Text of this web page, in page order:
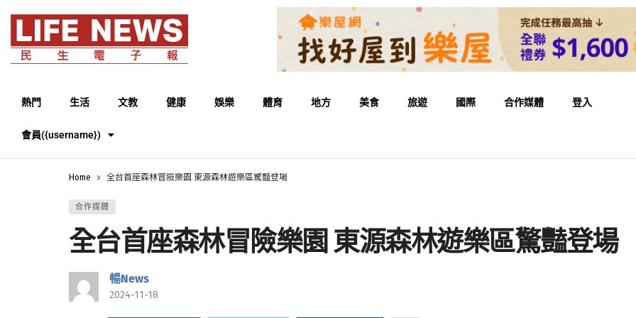
熱門 生活 文教 健康 娛樂 體育 地方 美食 旅遊 國際 合作媒體 登入
會員({username})
Home 全台首座森林冒險樂園 東源森林遊樂區驚豔登場
合作媒體
全台首座森林冒險樂園 東源森林遊樂區驚豔登場
暢News
2024-11-18